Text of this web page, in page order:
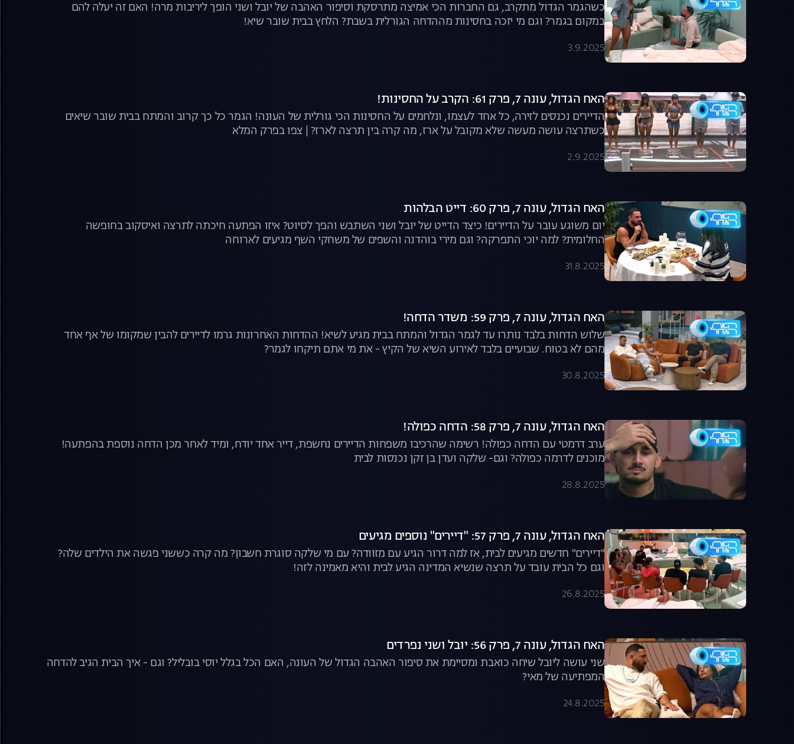
כשהגמר הגדול מתקרב, גם החברות הכי אמיצה מתרסקת וסיפור האהבה של יובל ושני הופך ליריבות מרה! האם זה יעלה להם
במקום בגמר? וגם מי יזכה בחסינות מההדחה הגורלית בשבת? הלחץ בבית שובר שיא!
3.9.2025
האח הגדול, עונה 7, פרק 61: הקרב על החסינות!
הדיירים נכנסים לזירה, כל אחד לעצמו, ונלחמים על החסינות הכי גורלית של העונה! הגמר כל כך קרוב והמתח בבית שובר שיאים
כשתרצה עושה מעשה שלא מקובל על ארז, מה קרה בין תרצה לארז? | צפו בפרק המלא
2.9.2025
האח הגדול, עונה 7, פרק 60: דייט הבלהות
יום משוגע עובר על הדיירים! כיצד הדייט של יובל ושני השתבש והפך לסיוט? איזו הפתעה חיכתה לתרצה ואיסקוב בחופשה
החלומית? למה יוכי התפרקה? וגם מירי בוהדנה והשפים של משחקי השף מגיעים לארוחה
31.8.2025
האח הגדול, עונה 7, פרק 59: משדר הדחה!
שלוש הדחות בלבד נותרו עד לגמר הגדול והמתח בבית מגיע לשיא! ההדחות האחרונות גרמו לדיירים להבין שמקומו של אף אחד
מהם לא בטוח. שבועיים בלבד לאירוע השיא של הקיץ - את מי אתם תיקחו לגמר?
30.8.2025
האח הגדול, עונה 7, פרק 58: הדחה כפולה!
ערב דרמטי עם הדחה כפולה! רשימה שהרכיבו משפחות הדיירים נחשפת, דייר אחד יודח, ומיד לאחר מכן הדחה נוספת בהפתעה!
מוכנים לדרמה כפולה? וגם- שלקה ועדן בן זקן נכנסות לבית
28.8.2025
האח הגדול, עונה 7, פרק 57: "דיירים" נוספים מגיעים
"דיירים" חדשים מגיעים לבית, אז למה דרור הגיע עם מזוודה? עם מי שלקה סוגרת חשבון? מה קרה כששני פגשה את הילדים שלה?
וגם כל הבית עובד על תרצה שנשיא המדינה הגיע לבית והיא מאמינה לזה!
26.8.2025
האח הגדול, עונה 7, פרק 56: יובל ושני נפרדים
שני עושה ליובל שיחה כואבת ומסיימת את סיפור האהבה הגדול של העונה, האם הכל בגלל יוסי בובליל? וגם - איך הבית הגיב להדחה
המפתיעה של מאי?
24.8.2025